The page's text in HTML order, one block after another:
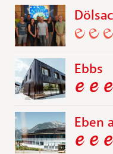
Ebbs
Eben